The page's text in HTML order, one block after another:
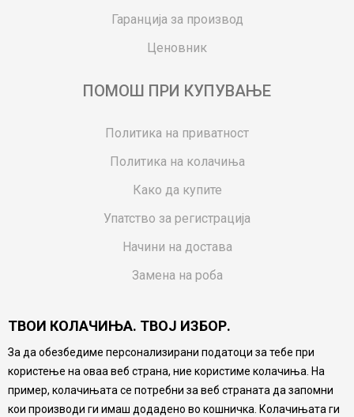
Гаранција за производ
Ценовник
ПОМОШ ПРИ КУПУВАЊЕ
Политика на приватност
Политика на колачиња
Како да купите
Упатство за регистрација
Начини на достава
Замена на роба
Ваучери
Product Finder
FAQs
ТВОИ КОЛАЧИЊА. ТВОЈ ИЗБОР.
За да обезбедиме персонализирани податоци за тебе при
користење на оваа веб страна, ние користиме колачиња. На
пример, колачињата се потребни за веб страната да запомни
кои производи ги имаш додадено во кошничка. Колачињата ги